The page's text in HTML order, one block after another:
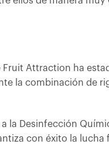
Attraction ha
la combinación de
la Desinfección
con éxito la lucha